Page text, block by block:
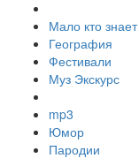
Мало кто знает
География
Фестивали
Муз Экскурс
mp3
Юмор
Пародии